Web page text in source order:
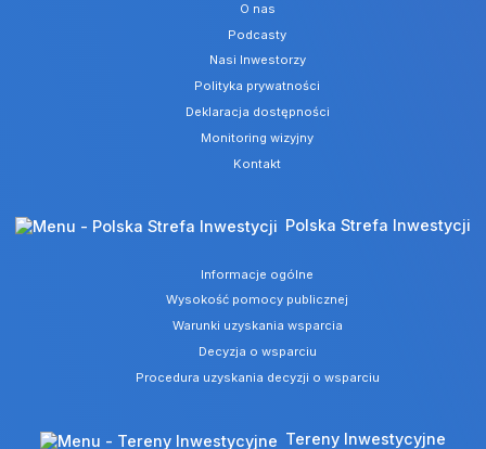
O nas
Podcasty
Nasi Inwestorzy
Polityka prywatności
Deklaracja dostępności
Monitoring wizyjny
Kontakt
Polska Strefa Inwestycji
Informacje ogólne
Wysokość pomocy publicznej
Warunki uzyskania wsparcia
Decyzja o wsparciu
Procedura uzyskania decyzji o wsparciu
Tereny Inwestycyjne